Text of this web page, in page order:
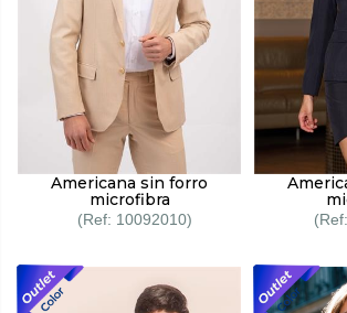
Americana sin forro
microfibra
10092010